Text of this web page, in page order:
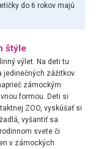
do 6 rokov majú
štýle
výlet. Na deti tu
jedinečných zážitkov.
zámockým
formou. Deti si
ZOO, vyskúšať si
vyšantiť sa
svete či
v zámockých